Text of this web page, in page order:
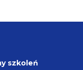
szkoleń